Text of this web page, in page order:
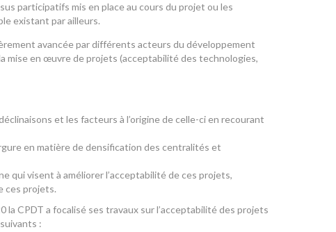
participatifs mis en place au cours du projet ou les
existant par ailleurs.
avancée par différents acteurs du développement
mise en œuvre de projets (acceptabilité des technologies,
et les facteurs à l’origine de celle-ci en recourant
en matière de densification des centralités et
visent à améliorer l’acceptabilité de ces projets,
ces projets.
CPDT a focalisé ses travaux sur l’acceptabilité des projets
: